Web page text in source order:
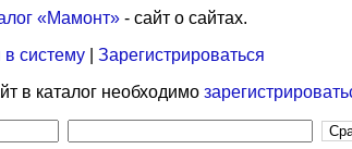
«Мамонт»- сайт о сайтах.
в систему| Зарегистрироваться
в каталог необходимо